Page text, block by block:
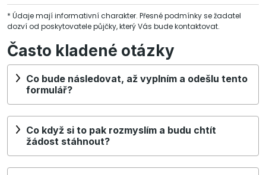
* Údaje mají informativní charakter. Přesné podmínky se žadatel
dozví od poskytovatele půjčky, který Vás bude kontaktovat.
Často kladené otázky
Co bude následovat, až vyplním a odešlu tento
formulář?
Co když si to pak rozmyslím a budu chtít
žádost stáhnout?